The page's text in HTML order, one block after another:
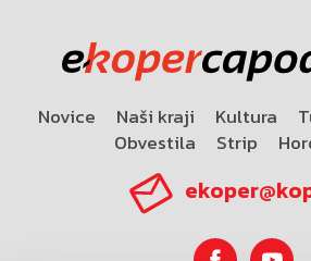
Novice Naši kraji Kultura
Obvestila
Strip